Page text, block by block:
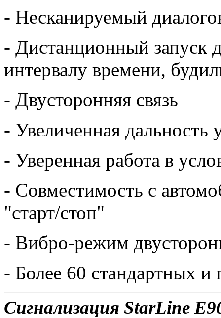
- Несканируемый
- Дистанционный запуск
интервалу времени,
- Двусторонняя связь
- Увеличенная дальность
- Уверенная работа в
- Совместимость с
"старт/стоп"
- Вибро-режим
- Более 60 стандартных
Сигнализация StarLine